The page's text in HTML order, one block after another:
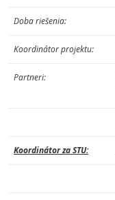
Doba riešenia:
Koordinátor projektu:
Partneri:
Koordinátor za STU: